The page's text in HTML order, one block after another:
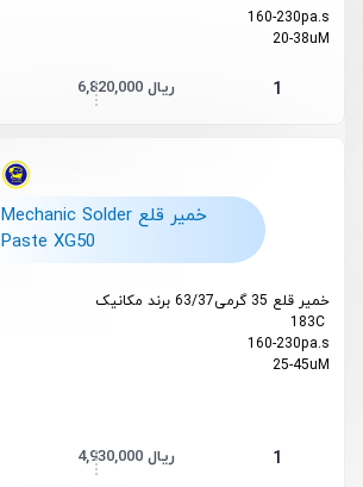
160-230pa.s
20-38uM
1 6,820,000 ریال
خمیر قلع Mechanic Solder
Paste XG50
خمیر قلع 35 گرمی63/37 برند مکانیک
160-230pa.s
25-45uM
1 4,930,000 ریال